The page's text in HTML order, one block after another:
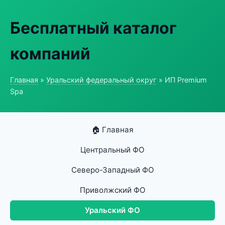
Бесплатный каталог
компаний
Главная » Уральский федеральный округ » ИП Premium
Spa
🏠 Главная
Центральный ФО
Северо-Западный ФО
Приволжский ФО
Уральский ФО